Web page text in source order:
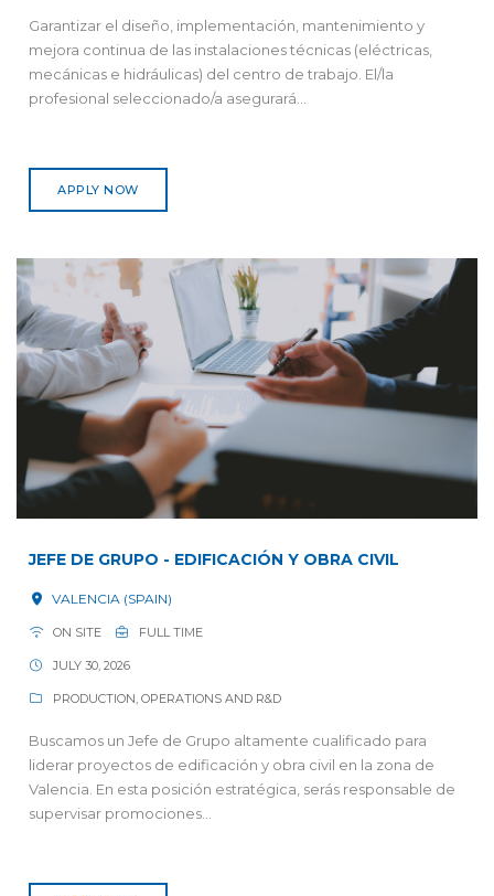
Garantizar el diseño, implementación, mantenimiento y
mejora continua de las instalaciones técnicas (eléctricas,
mecánicas e hidráulicas) del centro de trabajo. El/la
profesional seleccionado/a asegurará...
APPLY NOW
JEFE DE GRUPO - EDIFICACIÓN Y OBRA CIVIL
VALENCIA (SPAIN)
ON SITE FULL TIME
JULY 30, 2026
PRODUCTION, OPERATIONS AND R&D
Buscamos un Jefe de Grupo altamente cualificado para
liderar proyectos de edificación y obra civil en la zona de
Valencia. En esta posición estratégica, serás responsable de
supervisar promociones...